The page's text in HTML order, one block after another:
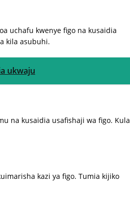
uchafu kwenye figo na kusaidia
kila asubuhi.
ukwaju
na kusaidia usafishaji wa figo. Kula
kazi ya figo. Tumia kijiko